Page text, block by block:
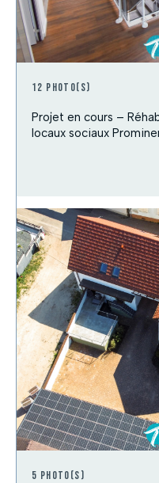
12 photo(s)
Projet en cours –
locaux sociaux
5 photo(s)